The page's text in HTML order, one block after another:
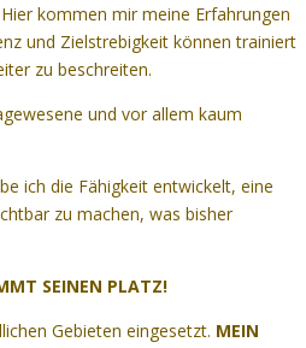
kommen mir meine Erfahrungen
und Zielstrebigkeit können trainiert
zu beschreiten.
und vor allem kaum
ich die Fähigkeit entwickelt, eine
zu machen, was bisher
SEINEN PLATZ!
Gebieten eingesetzt. MEIN